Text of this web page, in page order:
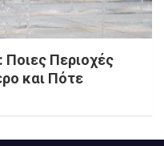
Περιοχές
και Πότε